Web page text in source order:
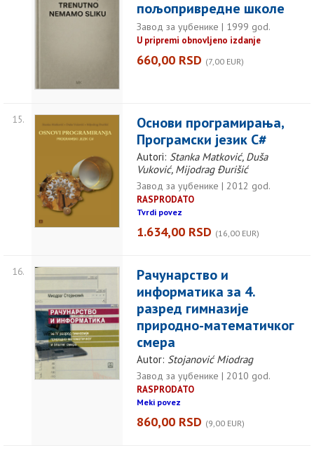
пољопривредне школе
Завод за уџбенике | 1999 god.
U pripremi obnovljeno izdanje
660,00 RSD (7,00 EUR)
15.
Основи програмирања,
Програмски језик C#
Autori: Stanka Matković, Duša
Vuković, Mijodrag Đurišić
Завод за уџбенике | 2012 god.
RASPRODATO
Tvrdi povez
1.634,00 RSD (16,00 EUR)
16.
Рачунарство и
информатика за 4.
разред гимназије
природно-математичког
смера
Autor: Stojanović Miodrag
Завод за уџбенике | 2010 god.
RASPRODATO
Meki povez
860,00 RSD (9,00 EUR)